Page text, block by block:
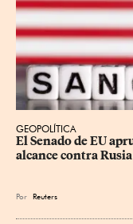
GEOPOLÍTICA
El Senado de EU
alcance contra Rusia
Por Reuters